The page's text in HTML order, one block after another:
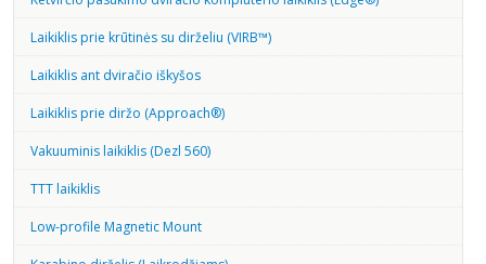
Laikiklis prie krūtinės su dirželiu (VIRB™)
Laikiklis ant dviračio iškyšos
Laikiklis prie diržo (Approach®)
Vakuuminis laikiklis (Dezl 560)
TTT laikiklis
Low-profile Magnetic Mount